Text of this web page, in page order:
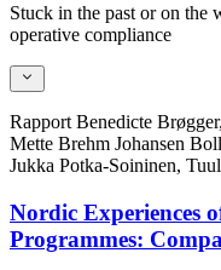
Stuck in the past or on the
operative compliance
Rapport Benedicte
Mette Brehm Johansen
Jukka Potka-Soininen,
Nordic Experiences
Programmes: